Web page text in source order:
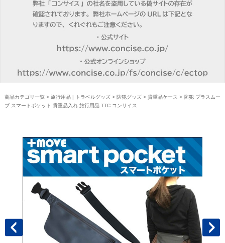
商品カテゴリ一覧 > 旅行用品 | トラベルグッズ> 防犯グッズ> 貴重品ケース > 防犯 プラスムー
ブ スマートポケット 貴重品入れ 旅行用品 TTC コンサイス